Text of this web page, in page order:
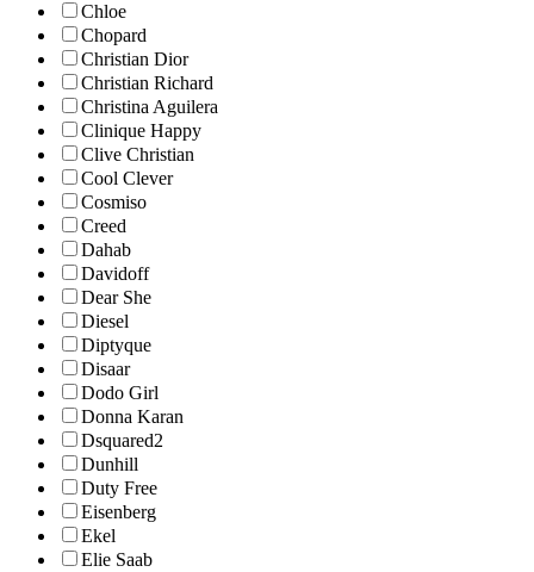
Chloe
Chopard
Christian Dior
Christian Richard
Christina Aguilera
Clinique Happy
Clive Christian
Cool Clever
Cosmiso
Creed
Dahab
Davidoff
Dear She
Diesel
Diptyque
Disaar
Dodo Girl
Donna Karan
Dsquared2
Dunhill
Duty Free
Eisenberg
Ekel
Elie Saab